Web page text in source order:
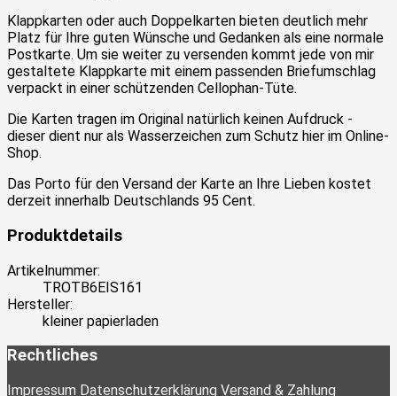
Klappkarten oder auch Doppelkarten bieten deutlich mehr
Platz für Ihre guten Wünsche und Gedanken als eine normale
Postkarte. Um sie weiter zu versenden kommt jede von mir
gestaltete Klappkarte mit einem passenden Briefumschlag
verpackt in einer schützenden Cellophan-Tüte.
Die Karten tragen im Original natürlich keinen Aufdruck -
dieser dient nur als Wasserzeichen zum Schutz hier im Online-
Shop.
Das Porto für den Versand der Karte an Ihre Lieben kostet
derzeit innerhalb Deutschlands 95 Cent.
Produktdetails
Artikelnummer:
TROTB6EIS161
Hersteller:
kleiner papierladen
Rechtliches
Impressum Datenschutzerklärung Versand & Zahlung